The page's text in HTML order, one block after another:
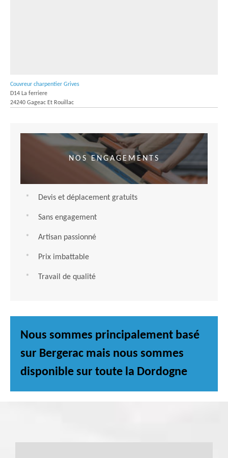
Couvreur charpentier Grives
D14 La ferriere
24240 Gageac Et Rouillac
NOS ENGAGEMENTS
Devis et déplacement gratuits
Sans engagement
Artisan passionné
Prix imbattable
Travail de qualité
Nous sommes principalement basé
sur Bergerac mais nous sommes
disponible sur toute la Dordogne